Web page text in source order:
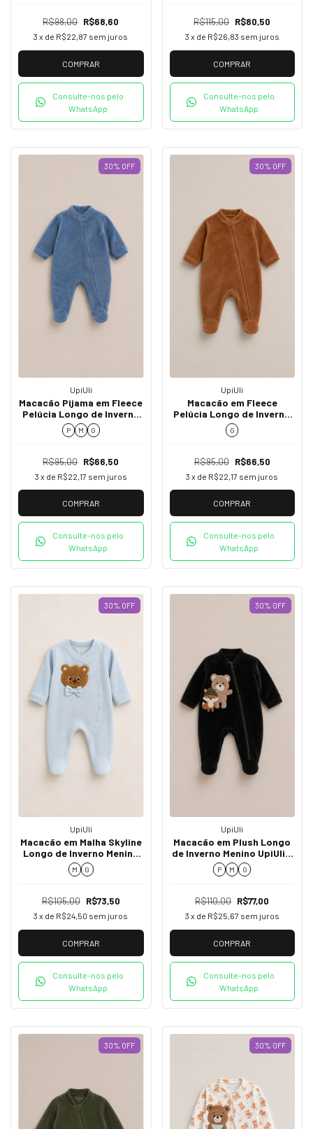
R$98,00 R$68,60
3 x de R$22,87 sem juros
COMPRAR
Consulte-nos pelo
WhatsApp
R$115,00 R$80,50
3 x de R$26,83 sem juros
COMPRAR
Consulte-nos pelo
WhatsApp
30% OFF
UpiUli
Macacão Pijama em Fleece
Pelúcia Longo de Inverno
Menino UpiUli - Ref. 2786
P M G
R$95,00 R$66,50
3 x de R$22,17 sem juros
COMPRAR
Consulte-nos pelo
WhatsApp
30% OFF
UpiUli
Macacão em Fleece
Pelúcia Longo de Inverno
Menino UpiUli - Ref. 2719
G
R$95,00 R$66,50
3 x de R$22,17 sem juros
COMPRAR
Consulte-nos pelo
WhatsApp
30% OFF
UpiUli
Macacão em Malha Skyline
Longo de Inverno Menino
UpiUli - Ref. 2719
M G
R$105,00 R$73,50
3 x de R$24,50 sem juros
COMPRAR
Consulte-nos pelo
WhatsApp
30% OFF
UpiUli
Macacão em Plush Longo
de Inverno Menino UpiUli -
Ref. 2713
P M G
R$110,00 R$77,00
3 x de R$25,67 sem juros
COMPRAR
Consulte-nos pelo
WhatsApp
30% OFF 30% OFF